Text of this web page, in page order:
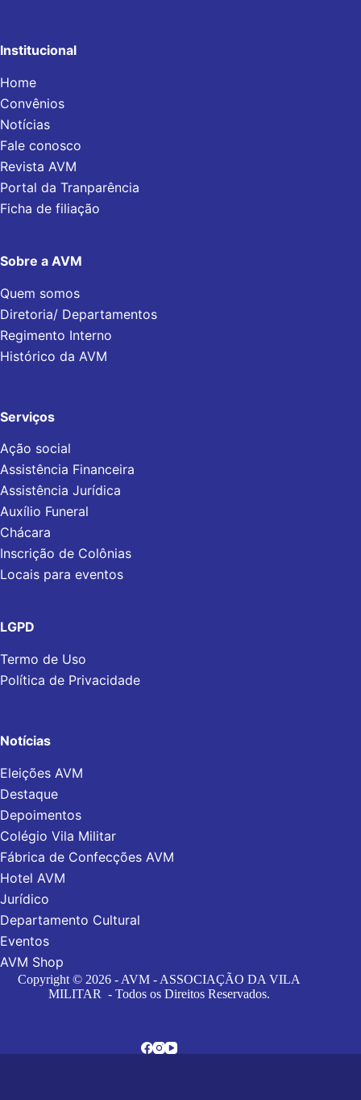
Institucional
Home
Convênios
Notícias
Fale conosco
Revista AVM
Portal da Tranparência
Ficha de filiação
Sobre a AVM
Quem somos
Diretoria/ Departamentos
Regimento Interno
Histórico da AVM
Serviços
Ação social
Assistência Financeira
Assistência Jurídica
Auxílio Funeral
Chácara
Inscrição de Colônias
Locais para eventos
LGPD
Termo de Uso
Política de Privacidade
Notícias
Eleições AVM
Destaque
Depoimentos
Colégio Vila Militar
Fábrica de Confecções AVM
Hotel AVM
Jurídico
Departamento Cultural
Eventos
AVM Shop
Copyright © 2026 - AVM - ASSOCIAÇÃO DA VILA
MILITAR - Todos os Direitos Reservados.